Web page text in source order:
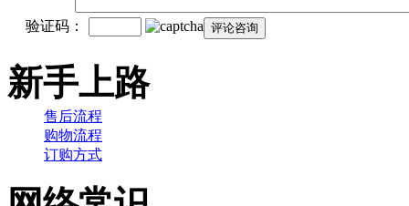
验证码：
新手上路
售后流程
购物流程
订购方式